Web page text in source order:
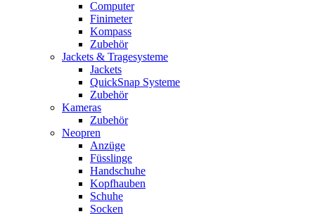
Computer
Finimeter
Kompass
Zubehör
Jackets & Tragesysteme
Jackets
QuickSnap Systeme
Zubehör
Kameras
Zubehör
Neopren
Anzüge
Füsslinge
Handschuhe
Kopfhauben
Schuhe
Socken